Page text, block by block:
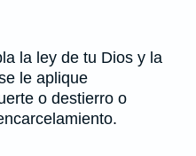
la ley de tu Dios y la
le aplique
o destierro o